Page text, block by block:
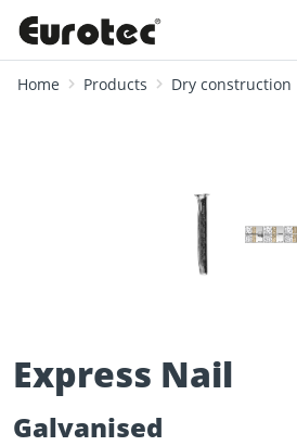
Home Products Dry construction
Express Nail
Galvanised